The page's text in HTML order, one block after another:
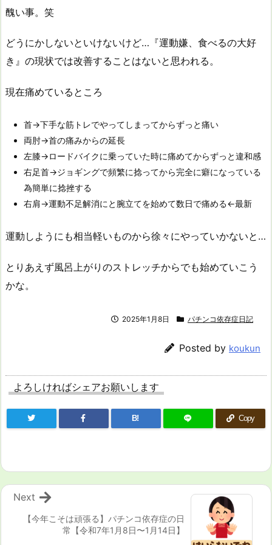
醜い事。笑
どうにかしないといけないけど…『運動嫌、食べるの大好
き』の現状では改善することはないと思われる。
現在痛めているところ
首→下手な筋トレでやってしまってからずっと痛い
両肘→首の痛みからの延長
左膝→ロードバイクに乗っていた時に痛めてからずっと違和感
右足首→ジョギングで頻繁に捻ってから完全に癖になっている
為簡単に捻挫する
右肩→運動不足解消にと腕立てを始めて数日で痛める←最新
運動しようにも相当軽いものから徐々にやっていかないと…
とりあえず風呂上がりのストレッチからでも始めていこう
かな。
2025年1月8日 パチンコ依存症日記
Posted by koukun
よろしければシェアお願いします
B! Copy
【今年こそは頑張る】パチンコ依存症の日
常【令和7年1月8日〜1月14日】
Next